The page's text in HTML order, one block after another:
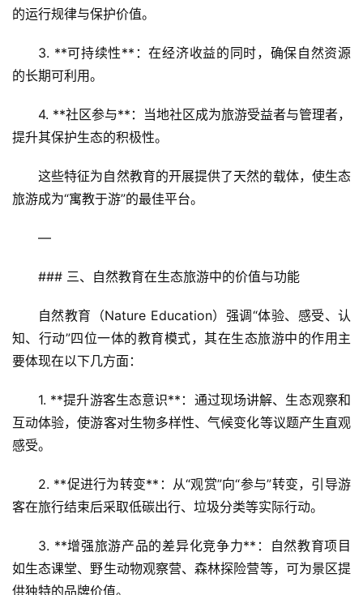
的运行规律与保护价值。
3. **可持续性**：在经济收益的同时，确保自然资源
的长期可利用。
4. **社区参与**：当地社区成为旅游受益者与管理者，
提升其保护生态的积极性。
这些特征为自然教育的开展提供了天然的载体，使生态
旅游成为“寓教于游”的最佳平台。
—
### 三、自然教育在生态旅游中的价值与功能
自然教育（Nature Education）强调“体验、感受、认
知、行动”四位一体的教育模式，其在生态旅游中的作用主
要体现在以下几方面：
1. **提升游客生态意识**：通过现场讲解、生态观察和
互动体验，使游客对生物多样性、气候变化等议题产生直观
感受。
2. **促进行为转变**：从“观赏”向“参与”转变，引导游
客在旅行结束后采取低碳出行、垃圾分类等实际行动。
3. **增强旅游产品的差异化竞争力**：自然教育项目
如生态课堂、野生动物观察营、森林探险营等，可为景区提
供独特的品牌价值。